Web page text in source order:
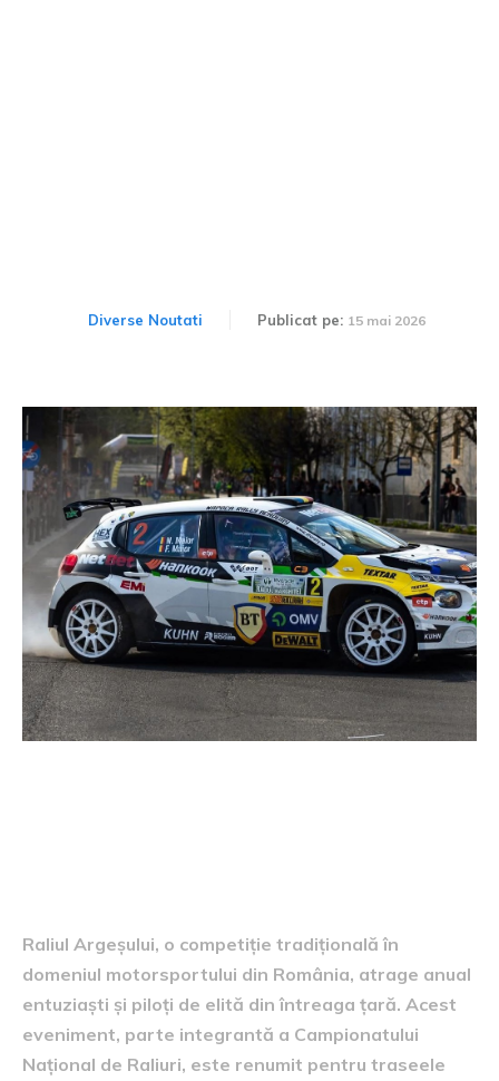
Diverse Noutati Publicat pe: 15 mai 2026
Raliul Argeșului, o competiție tradițională în
domeniul motorsportului din România, atrage anual
entuziaști și piloți de elită din întreaga țară. Acest
eveniment, parte integrantă a Campionatului
Național de Raliuri, este renumit pentru traseele